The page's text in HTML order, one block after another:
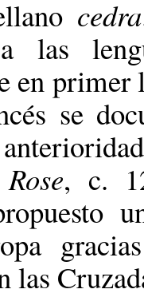
cedra
las
en primer
se
, c.
las